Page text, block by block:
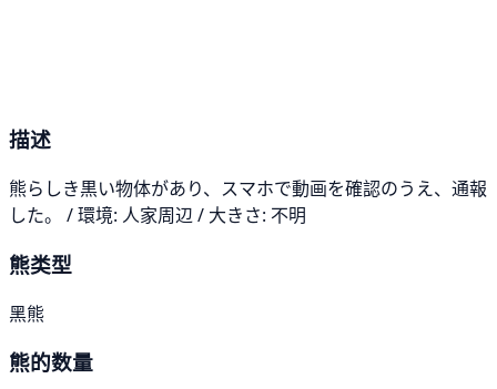
描述
熊らしき黒い物体があり、スマホで動画を確認のうえ、通報
した。 / 環境: 人家周辺 / 大きさ: 不明
熊类型
黑熊
熊的数量